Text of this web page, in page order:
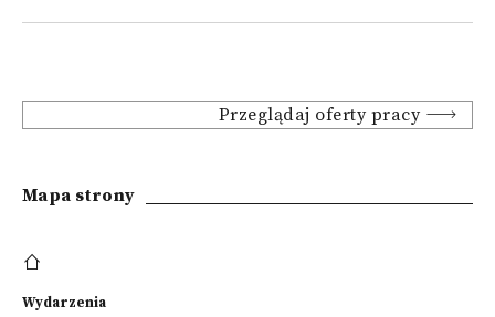
Przeglądaj oferty pracy
Mapa strony
Wydarzenia